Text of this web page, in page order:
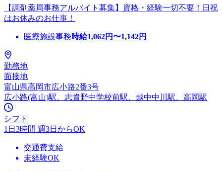
【調剤薬局事務アルバイト募集】資格・経験一切不要！日祝
はお休みのお仕事！
医療施設事務時給1,062円〜1,142円
勤務地
面接地
富山県高岡市広小路2番3号
広小路(富山)駅、志貴野中学校前駅、越中中川駅、高岡駅
シフト
1日3時間 週3日からOK
交通費支給
未経験OK